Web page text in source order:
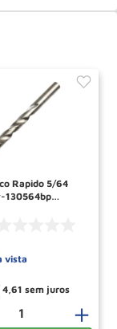
Rapido 5/64
130564bp
vista
4,61
＋